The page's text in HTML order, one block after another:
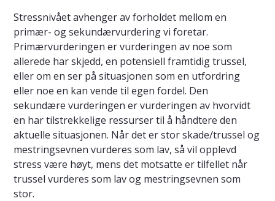
Stressnivået avhenger av forholdet mellom en
primær- og sekundærvurdering vi foretar.
Primærvurderingen er vurderingen av noe som
allerede har skjedd, en potensiell framtidig trussel,
eller om en ser på situasjonen som en utfordring
eller noe en kan vende til egen fordel. Den
sekundære vurderingen er vurderingen av hvorvidt
en har tilstrekkelige ressurser til å håndtere den
aktuelle situasjonen. Når det er stor skade/trussel og
mestringsevnen vurderes som lav, så vil opplevd
stress være høyt, mens det motsatte er tilfellet når
trussel vurderes som lav og mestringsevnen som
stor.